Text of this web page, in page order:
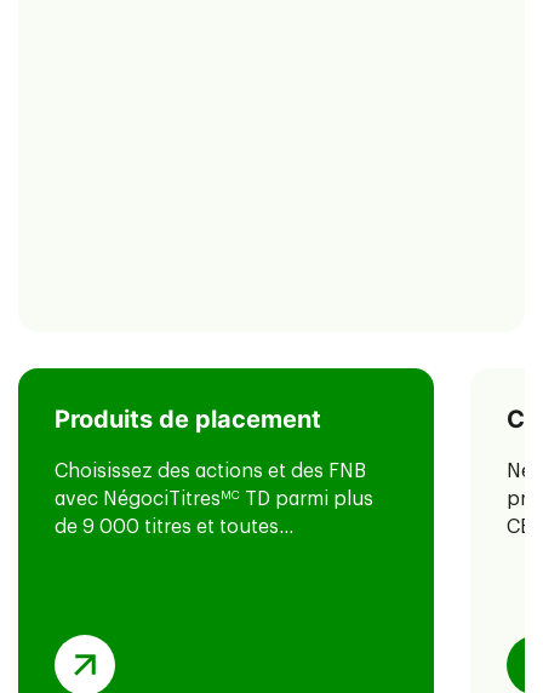
Produits de placement
Choisissez des actions et des FNB
avec NégociTitres MC TD parmi plus
de 9 000 titres et toutes...